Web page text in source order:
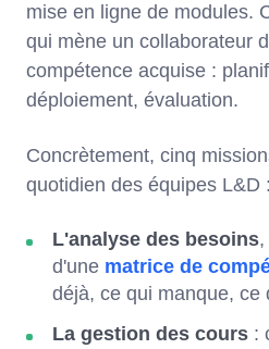
mise en ligne de modules.
qui mène un collaborateur
compétence acquise :
déploiement, évaluation.
Concrètement, cinq
quotidien des équipes L&D :
L'analyse des besoins
d'une matrice de
déjà, ce qui manque, ce
La gestion des cours :